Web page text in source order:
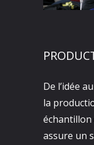
De l’idée
la
échantillon
assure un